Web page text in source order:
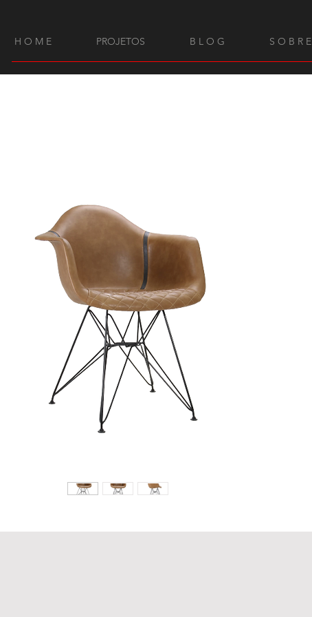
H O M E PROJETOS B L O G S O B R E